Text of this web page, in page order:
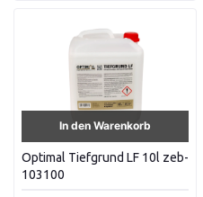
In den Warenkorb
Optimal Tiefgrund LF 10l zeb-
103100